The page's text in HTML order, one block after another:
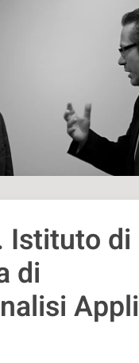
Istituto di
di